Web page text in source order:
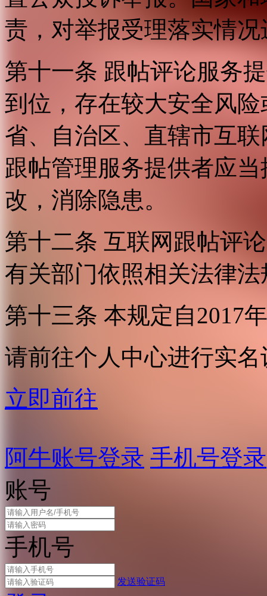
责，对举报受理落实情
第十一条 跟帖评论服务
到位，存在较大安全风
省、自治区、直辖市互
跟帖管理服务提供者应
改，消除隐患。
第十二条 互联网跟帖评
有关部门依照相关法律
第十三条 本规定自2017
请前往个人中心进行实名
立即前往
阿牛账号登录 手机号登录
账号
手机号
发送验证码